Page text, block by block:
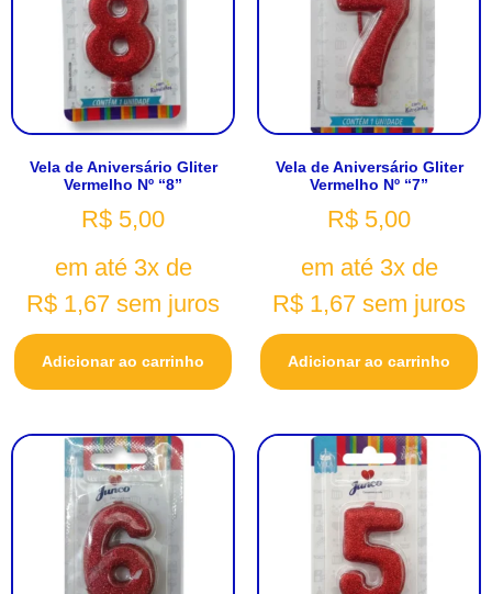
Vela de Aniversário Gliter
Vermelho Nº “8”
R$ 5,00
em até 3x de
R$ 1,67 sem juros
Adicionar ao carrinho
Vela de Aniversário Gliter
Vermelho Nº “7”
R$ 5,00
em até 3x de
R$ 1,67 sem juros
Adicionar ao carrinho